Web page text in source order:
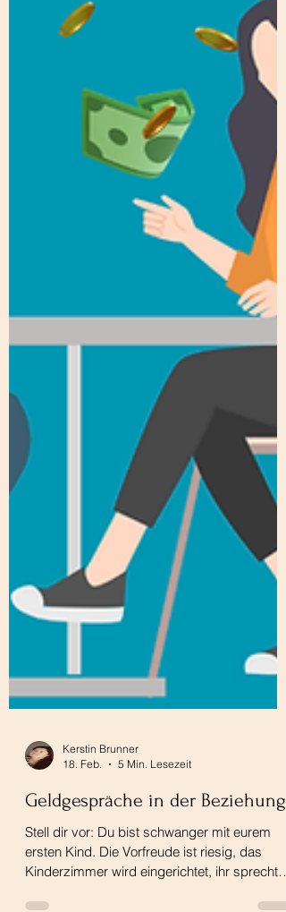
Kerstin Brunner
18. Feb.
5 Min. Lesezeit
Geldgespräche in der Beziehung